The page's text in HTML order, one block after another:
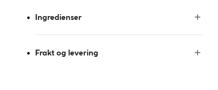
Ingredienser
Frakt og levering